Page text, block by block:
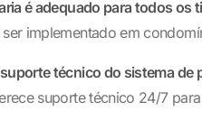
é adequado para todos os
implementado em
técnico do sistema de
suporte técnico 24/7